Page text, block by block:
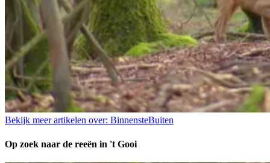
Bekijk meer artikelen over: BinnensteBuiten
Op zoek naar de reeën in 't Gooi